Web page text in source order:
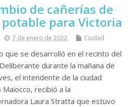
de cañerías de
para Victoria
7 de enero de 2022 Ciudad
que se desarrolló en el recinto del
durante la mañana de
el intendente de la ciudad
Maiocco, recibió a la
Laura Stratta que estuvo